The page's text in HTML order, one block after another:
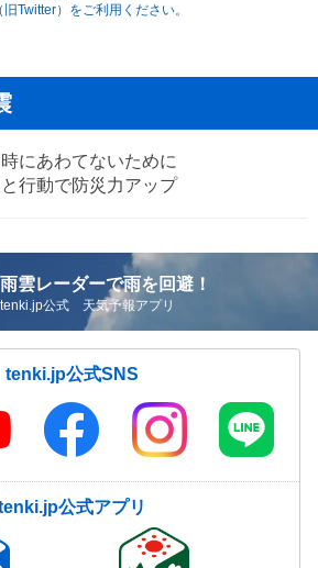
Twitter）をご利用ください。
にあわてないために
行動で防災力アップ
雨雲レーダーで雨を回避！
tenki.jp公式 天気予報アプリ
tenki.jp公式SNS
公式アプリ